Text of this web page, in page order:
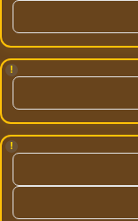
!
!